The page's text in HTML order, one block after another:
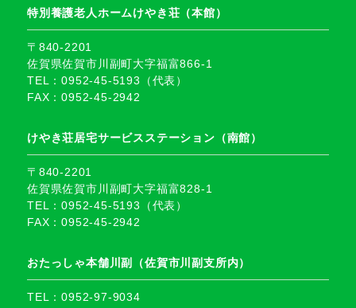
特別養護老人ホームけやき荘（本館）
〒840-2201
佐賀県佐賀市川副町大字福富866-1
TEL：0952-45-5193（代表）
FAX：0952-45-2942
けやき荘居宅サービスステーション（南館）
〒840-2201
佐賀県佐賀市川副町大字福富828-1
TEL：0952-45-5193（代表）
FAX：0952-45-2942
おたっしゃ本舗川副（佐賀市川副支所内）
TEL：0952-97-9034